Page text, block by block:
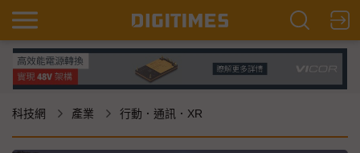
科技網 產業 行動．通訊．XR